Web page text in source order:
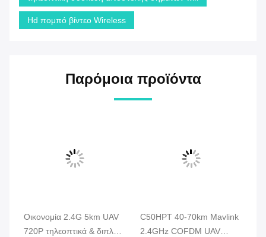
Hd πομπό βίντεο Wireless
Παρόμοια προϊόντα
Οικονομία 2.4G 5km UAV
720P τηλεοπτικά & διπλά
C50HPT 40-70km Mavlink
2.4GHz COFDM UAV